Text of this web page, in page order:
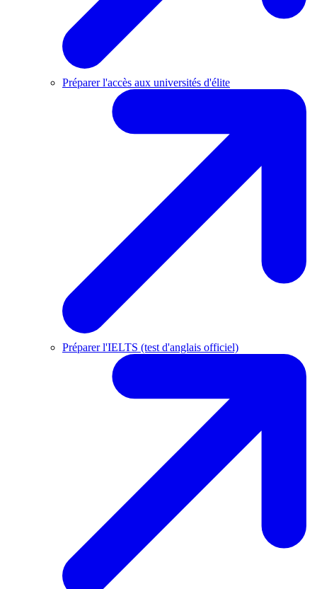
Préparer l'accès aux universités d'élite
Préparer l'IELTS (test d'anglais officiel)